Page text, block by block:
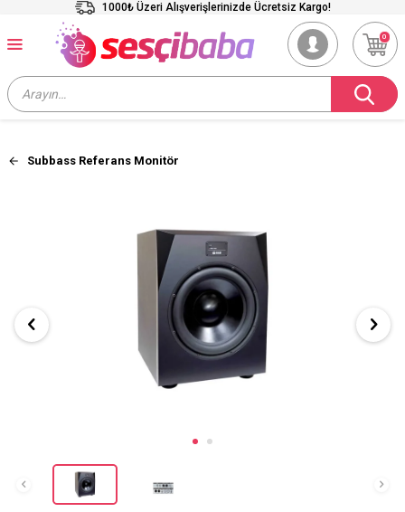
1000₺ Üzeri Alışverişlerinizde Ücretsiz Kargo!
0
Subbass Referans Monitör